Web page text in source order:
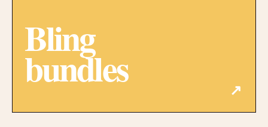
Bling
bundles ↗